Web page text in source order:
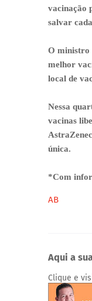
vacinação
salvar
O ministro
melhor
local de
Nessa
vacinas
única.
*Com
AB
Aqui a
Clique e